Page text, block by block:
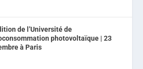
de l’Université de
photovoltaïque | 23
à Paris